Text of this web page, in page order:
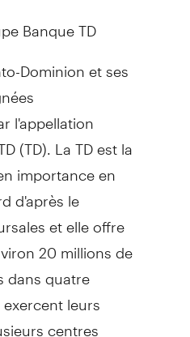
Banque TD
Dominion et ses
l'appellation
(TD). La TD est la
importance en
d'après le
et elle offre
20 millions de
dans quatre
leurs
centres